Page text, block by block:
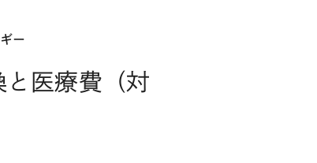
ー
と医療費（対